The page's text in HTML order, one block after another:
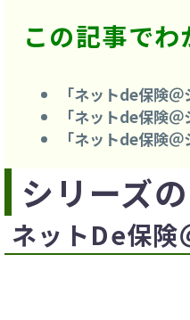
この記事でわ
「ネットde保険
「ネットde保険
「ネットde保険
シリーズ
ネットde保険